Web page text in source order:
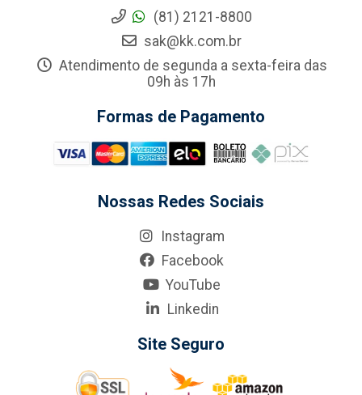
(81) 2121-8800
sak@kk.com.br
Atendimento de segunda a sexta-feira das
09h às 17h
Formas de Pagamento
Nossas Redes Sociais
Instagram
Facebook
YouTube
Linkedin
Site Seguro